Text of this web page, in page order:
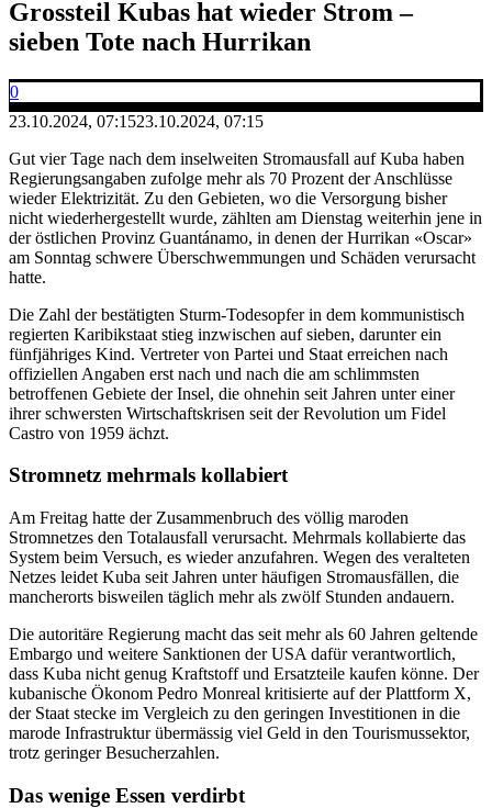
Grossteil Kubas hat wieder Strom –
sieben Tote nach Hurrikan
0
23.10.2024, 07:1523.10.2024, 07:15
Gut vier Tage nach dem inselweiten Stromausfall auf Kuba haben
Regierungsangaben zufolge mehr als 70 Prozent der Anschlüsse
wieder Elektrizität. Zu den Gebieten, wo die Versorgung bisher
nicht wiederhergestellt wurde, zählten am Dienstag weiterhin jene in
der östlichen Provinz Guantánamo, in denen der Hurrikan «Oscar»
am Sonntag schwere Überschwemmungen und Schäden verursacht
hatte.
Die Zahl der bestätigten Sturm-Todesopfer in dem kommunistisch
regierten Karibikstaat stieg inzwischen auf sieben, darunter ein
fünfjähriges Kind. Vertreter von Partei und Staat erreichen nach
offiziellen Angaben erst nach und nach die am schlimmsten
betroffenen Gebiete der Insel, die ohnehin seit Jahren unter einer
ihrer schwersten Wirtschaftskrisen seit der Revolution um Fidel
Castro von 1959 ächzt.
Stromnetz mehrmals kollabiert
Am Freitag hatte der Zusammenbruch des völlig maroden
Stromnetzes den Totalausfall verursacht. Mehrmals kollabierte das
System beim Versuch, es wieder anzufahren. Wegen des veralteten
Netzes leidet Kuba seit Jahren unter häufigen Stromausfällen, die
mancherorts bisweilen täglich mehr als zwölf Stunden andauern.
Die autoritäre Regierung macht das seit mehr als 60 Jahren geltende
Embargo und weitere Sanktionen der USA dafür verantwortlich,
dass Kuba nicht genug Kraftstoff und Ersatzteile kaufen könne. Der
kubanische Ökonom Pedro Monreal kritisierte auf der Plattform X,
der Staat stecke im Vergleich zu den geringen Investitionen in die
marode Infrastruktur übermässig viel Geld in den Tourismussektor,
trotz geringer Besucherzahlen.
Das wenige Essen verdirbt